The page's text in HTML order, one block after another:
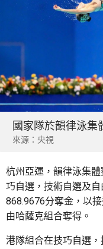
國家隊於韻律泳集
來源：央視
杭州亞運，韻律泳集
巧自選，技術自選及
868.9676分奪金，以
由哈薩克組合奪得。
港隊組合在技巧自選